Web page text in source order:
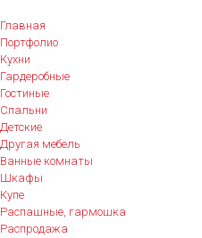
Главная
Портфолио
Кухни
Гардеробные
Гостиные
Спальни
Детские
Другая мебель
Ванные комнаты
Шкафы
Купе
Распашные, гармошка
Распродажа